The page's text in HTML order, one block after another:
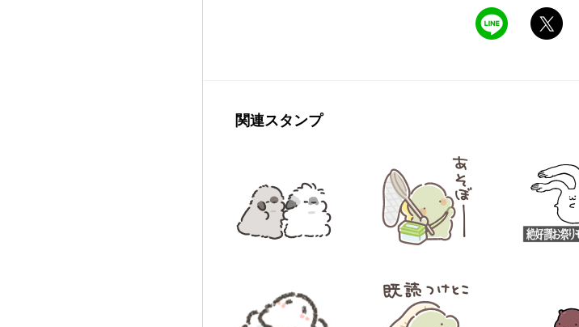
関連スタンプ